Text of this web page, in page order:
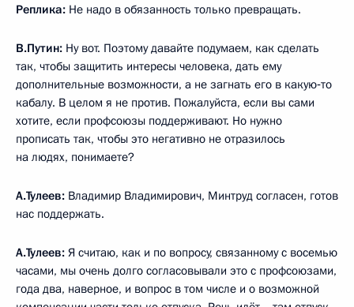
Реплика: Не надо в обязанность только превращать.
В.Путин: Ну вот. Поэтому давайте подумаем, как сделать
так, чтобы защитить интересы человека, дать ему
дополнительные возможности, а не загнать его в какую‑то
кабалу. В целом я не против. Пожалуйста, если вы сами
хотите, если профсоюзы поддерживают. Но нужно
прописать так, чтобы это негативно не отразилось
на людях, понимаете?
А.Тулеев: Владимир Владимирович, Минтруд согласен, готов
нас поддержать.
А.Тулеев: Я считаю, как и по вопросу, связанному с восемью
часами, мы очень долго согласовывали это с профсоюзами,
года два, наверное, и вопрос в том числе и о возможной